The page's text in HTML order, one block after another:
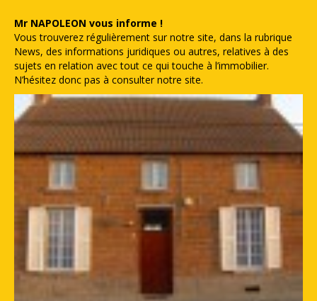
Mr NAPOLEON vous informe !
Vous trouverez régulièrement sur notre site, dans la rubrique
News, des informations juridiques ou autres, relatives à des
sujets en relation avec tout ce qui touche à l’immobilier.
N’hésitez donc pas à consulter notre site.